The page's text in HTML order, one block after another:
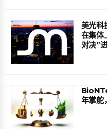
美光科
在集
对决”
年掌舵